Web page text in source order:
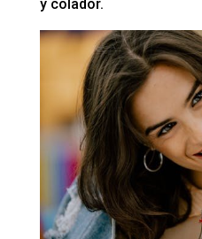
y colador.